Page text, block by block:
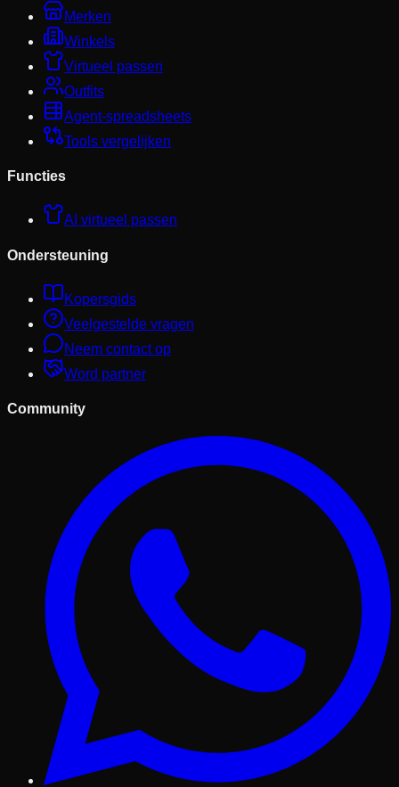
Merken
Winkels
Virtueel passen
Outfits
Agent-spreadsheets
Tools vergelijken
Functies
AI virtueel passen
Ondersteuning
Kopersgids
Veelgestelde vragen
Neem contact op
Word partner
Community